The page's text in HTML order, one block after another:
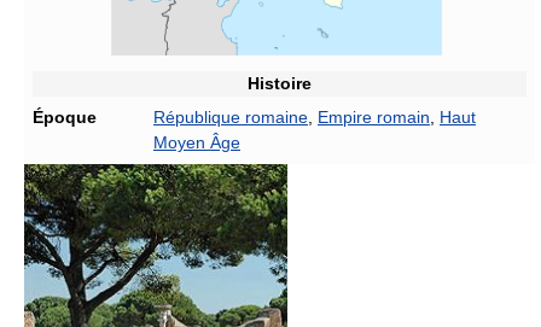
Histoire
Époque
République romaine Empire romain
Haut
Moyen Âge